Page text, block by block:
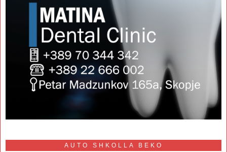
AUTO SHKOLLA BEKO